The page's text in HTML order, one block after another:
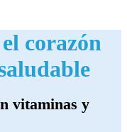
el corazón
vitaminas y